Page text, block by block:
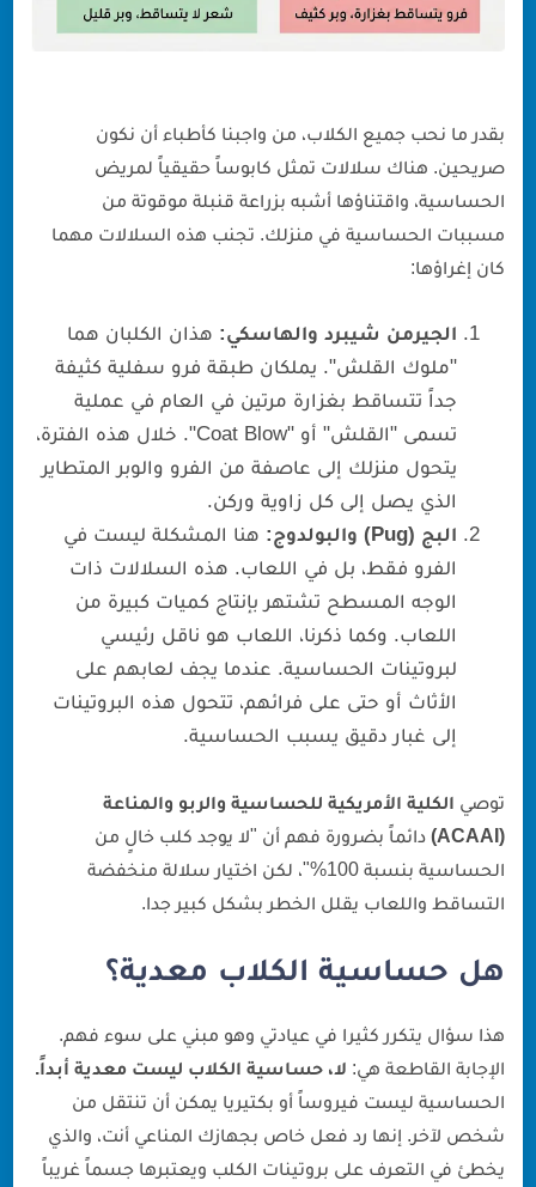
بقدر ما نحب جميع الكلاب، من واجبنا كأطباء أن نكون
صريحين. هناك سلالات تمثل كابوساً حقيقياً لمريض
الحساسية، واقتناؤها أشبه بزراعة قنبلة موقوتة من
مسببات الحساسية في منزلك. تجنب هذه السلالات مهما
كان إغراؤها:
الجيرمن شيبرد والهاسكي: هذان الكلبان هما
"ملوك القلش". يملكان طبقة فرو سفلية كثيفة
جداً تتساقط بغزارة مرتين في العام في عملية
تسمى "القلش" أو "Coat Blow". خلال هذه الفترة،
يتحول منزلك إلى عاصفة من الفرو والوبر المتطاير
الذي يصل إلى كل زاوية وركن.
البج (Pug) والبولدوج:
هنا المشكلة ليست في
الفرو فقط، بل في اللعاب. هذه السلالات ذات
الوجه المسطح تشتهر بإنتاج كميات كبيرة من
اللعاب. وكما ذكرنا، اللعاب هو ناقل رئيسي
لبروتينات الحساسية. عندما يجف لعابهم على
الأثاث أو حتى على فرائهم، تتحول هذه البروتينات
إلى غبار دقيق يسبب الحساسية.
توصي الكلية الأمريكية للحساسية والربو والمناعة
(ACAAI)
دائماً بضرورة فهم أن "لا يوجد كلب خالٍ من
الحساسية بنسبة 100%"، لكن اختيار سلالة منخفضة
التساقط واللعاب يقلل الخطر بشكل كبير جدا.
هل حساسية الكلاب معدية؟
هذا سؤال يتكرر كثيرا في عيادتي وهو مبني على سوء فهم.
الإجابة القاطعة هي: لا، حساسية الكلاب ليست معدية أبداً.
الحساسية ليست فيروساً أو بكتيريا يمكن أن تنتقل من
شخص لآخر. إنها رد فعل خاص بجهازك المناعي أنت، والذي
يخطئ في التعرف على بروتينات الكلب ويعتبرها جسماً غريباً